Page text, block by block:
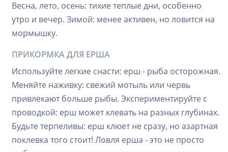
Весна, лето, осень: тихие теплые дни, особенно
утро и вечер. Зимой: менее активен, но ловится на
мормышку.
ПРИКОРМКА ДЛЯ ЕРША
Используйте легкие снасти: ерш - рыба осторожная.
Меняйте наживку: свежий мотыль или червь
привлекают больше рыбы. Экспериментируйте с
проводкой: ерш может клевать на разных глубинах.
Будьте терпеливы: ерш клюет не сразу, но азартная
поклевка того стоит! Ловля ерша - это не просто